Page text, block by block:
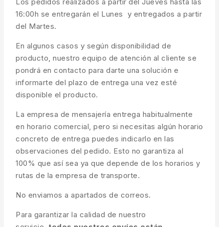
16:00h se entregarán el Lunes y entregados a partir
del Martes.
En algunos casos y según disponibilidad de
producto, nuestro equipo de atención al cliente se
pondrá en contacto para darte una solución e
informarte del plazo de entrega una vez esté
disponible el producto.
La empresa de mensajería entrega habitualmente
en horario comercial, pero si necesitas algún horario
concreto de entrega puedes indicarlo en las
observaciones del pedido. Esto no garantiza al
100% que así sea ya que depende de los horarios y
rutas de la empresa de transporte.
No enviamos a apartados de correos.
Para garantizar la calidad de nuestro